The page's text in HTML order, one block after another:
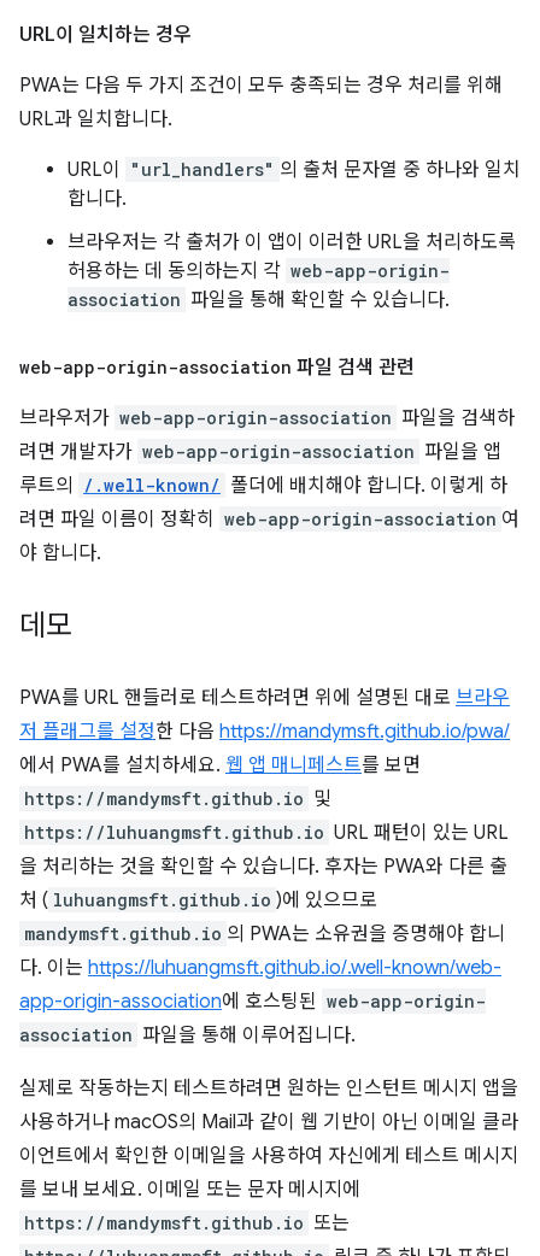
URL이 일치하는 경우
PWA는 다음 두 가지 조건이 모두 충족되는 경우 처리를 위해
URL과 일치합니다.
URL이 "url_handlers" 의 출처 문자열 중 하나와 일치
합니다.
브라우저는 각 출처가 이 앱이 이러한 URL을 처리하도록
허용하는 데 동의하는지 각 web-app-origin-
association 파일을 통해 확인할 수 있습니다.
web-app-origin-association 파일 검색 관련
브라우저가 web-app-origin-association 파일을 검색하
려면 개발자가 web-app-origin-association 파일을 앱
루트의
/.well-known/ 폴더에 배치해야 합니다. 이렇게 하
려면 파일 이름이 정확히
web-app-origin-association 여
야 합니다.
데모
PWA를 URL 핸들러로 테스트하려면 위에 설명된 대로 브라우
저 플래그를 설정한 다음 https://mandymsft.github.io/pwa/
에서 PWA를 설치하세요. 웹 앱 매니페스트를 보면
https://mandymsft.github.io 및
https://luhuangmsft.github.io URL 패턴이 있는 URL
을 처리하는 것을 확인할 수 있습니다. 후자는 PWA와 다른 출
처 ( luhuangmsft.github.io )에 있으므로
mandymsft.github.io 의 PWA는 소유권을 증명해야 합니
다. 이는 https://luhuangmsft.github.io/.well-known/web-
app-origin-association에 호스팅된 web-app-origin-
association 파일을 통해 이루어집니다.
실제로 작동하는지 테스트하려면 원하는 인스턴트 메시지 앱을
사용하거나 macOS의 Mail과 같이 웹 기반이 아닌 이메일 클라
이언트에서 확인한 이메일을 사용하여 자신에게 테스트 메시지
를 보내 보세요. 이메일 또는 문자 메시지에
https://mandymsft.github.io 또는